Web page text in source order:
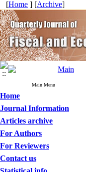
[Home ] [Archive]
Main Menu
Home
Journal Information
Articles archive
For Authors
For Reviewers
Contact us